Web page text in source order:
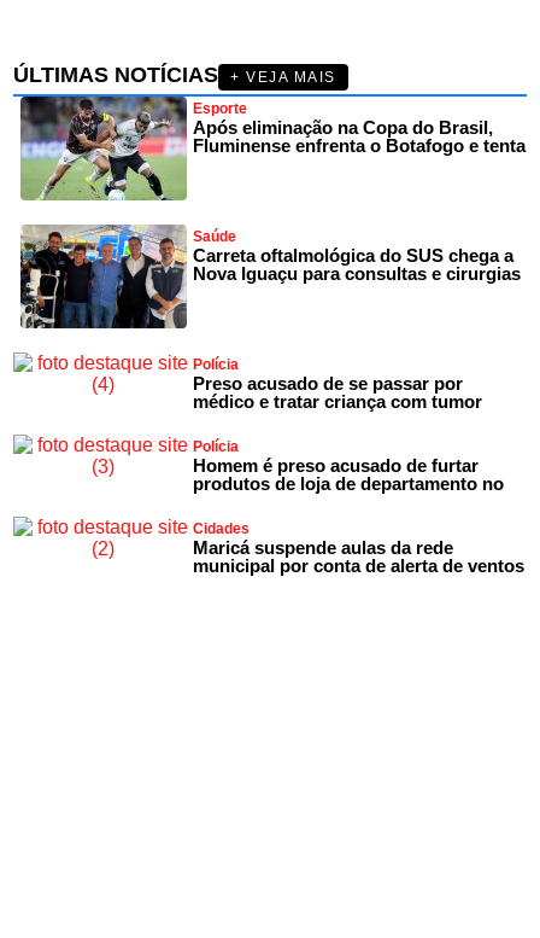
ÚLTIMAS NOTÍCIAS
+ VEJA MAIS
Esporte
Após eliminação na Copa do Brasil,
Fluminense enfrenta o Botafogo e tenta
Saúde
Carreta oftalmológica do SUS chega a
Nova Iguaçu para consultas e cirurgias
Polícia
Preso acusado de se passar por
médico e tratar criança com tumor
Polícia
Homem é preso acusado de furtar
produtos de loja de departamento no
Cidades
Maricá suspende aulas da rede
municipal por conta de alerta de ventos